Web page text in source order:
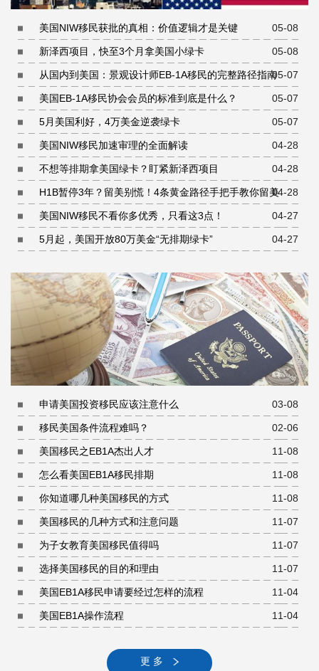
05-08
美国NIW移民获批的真相：价值逻辑才是关键
05-08
新泽西项目，快至3个月拿美国小绿卡
05-07
从国内到美国：景观设计师EB-1A移民的完整路径指南
05-07
美国EB-1A移民协会会员的标准到底是什么？
05-07
5月美国利好，4万美金逆袭绿卡
04-28
美国NIW移民加速审理的全面解读
04-28
不想等排期拿美国绿卡？盯紧新泽西项目
04-28
H1B暂停3年？留美别慌！4条黄金路径手把手教你留美
04-27
美国NIW移民不看你多优秀，只看这3点！
04-27
5月起，美国开放80万美金“无排期绿卡”
03-08
申请美国投资移民应该注意什么
02-06
移民美国条件流程难吗？
11-08
美国移民之EB1A杰出人才
11-08
怎么看美国EB1A移民排期
11-08
你知道哪几种美国移民的方式
11-07
美国移民的几种方式和注意问题
11-07
为子女教育美国移民值得吗
11-07
选择美国移民的目的和理由
11-04
美国EB1A移民申请要经过怎样的流程
11-04
美国EB1A操作流程
更 多